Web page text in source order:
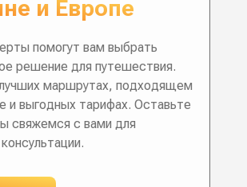
и Европе
помогут вам выбрать
решение для путешествия.
маршрутах, подходящем
и выгодных тарифах. Оставьте
свяжемся с вами для